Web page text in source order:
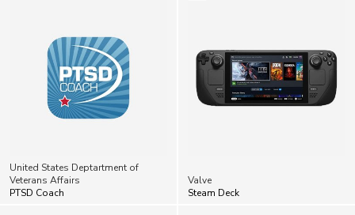
United States Deptartment of
Veterans Affairs
PTSD Coach
Valve
Steam Deck